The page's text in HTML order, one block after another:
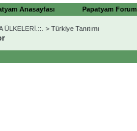
Anasayfası Papatyam Forum
ÜLKELERİ.::. > Türkiye Tanıtımı